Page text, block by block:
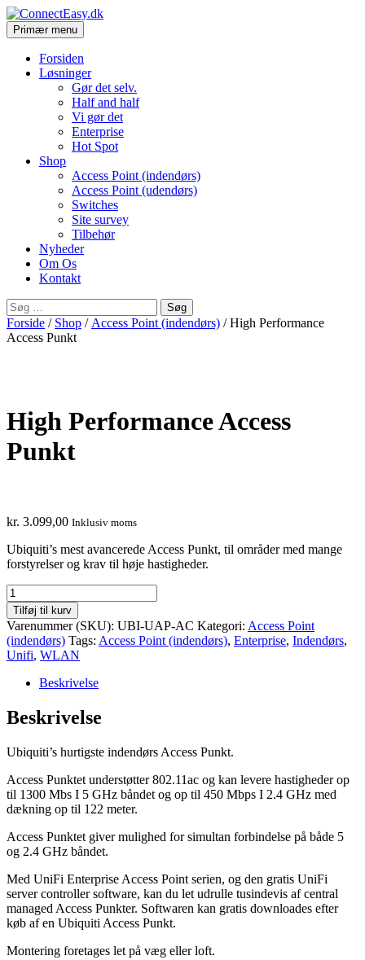
ConnectEasy.dk
SøgPrimær menu Hop
til
Forsiden
Løsninger
Gør det selv.
Half and half
Vi gør det
Enterprise
Hot Spot
Shop
Access Point (indendørs)
Access Point (udendørs)
Switches
Site survey
Tilbehør
Nyheder
Om Os
Kontakt
Søg
efter:
Forside / Shop / Access Point (indendørs) / High Performance
Access Punkt
High Performance Access
Punkt
kr. 3.099,00 Inklusiv moms
Ubiquiti’s mest avancerede Access Punkt, til områder med mange
forstyrelser og krav til høje hastigheder.
High
Performance
Access
Punkt
antal
Tilføj til kurv
Varenummer (SKU): UBI-UAP-AC Kategori: Access Point
(indendørs) Tags: Access Point (indendørs), Enterprise, Indendørs,
Unifi, WLAN
Beskrivelse
Beskrivelse
Ubiquiti’s hurtigste indendørs Access Punkt.
Access Punktet understøtter 802.11ac og kan levere hastigheder op
til 1300 Mbs I 5 GHz båndet og op til 450 Mbps I 2.4 GHz med
dækning op til 122 meter.
Access Punktet giver mulighed for simultan forbindelse på både 5
og 2.4 GHz båndet.
Med UniFi Enterprise Access Point serien, og den gratis UniFi
server controller software, kan du let udrulle tusindevis af central
managed Access Punkter. Softwaren kan gratis downloades efter
køb af en Ubiquiti Access Punkt.
Montering foretages let på væg eller loft.